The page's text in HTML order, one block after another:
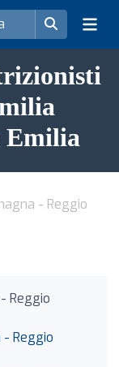
Emilia
- Reggio
Reggio
- Reggio